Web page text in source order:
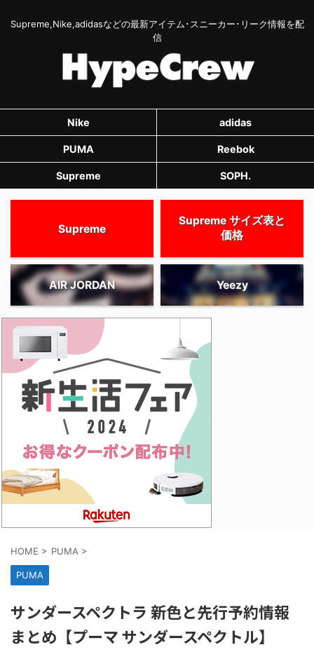
Supreme,Nike,adidasなどの最新アイテム･スニーカー･リーク情報を配
信
Nike adidas
PUMA Reebok
Supreme SOPH.
Supreme
Supreme サイズ表と
価格
AIR JORDAN Yeezy
HOME > PUMA >
PUMA
サンダースペクトラ 新色と先行予約情報
まとめ【プーマ サンダースペクトル】